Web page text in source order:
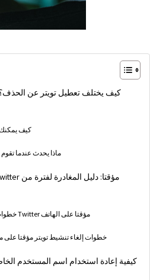
كيف يختلف تعطيل تويتر عن
كيف يمكنك
ماذا يحدث عندما تقوم
خطوات حول كيفية إلغاء تنشيط Twitter مؤقتا على الهاتف
خطوات إلغاء تنشيط تويتر مؤقتا
كيفية إعادة استخدام اسم المستخدم